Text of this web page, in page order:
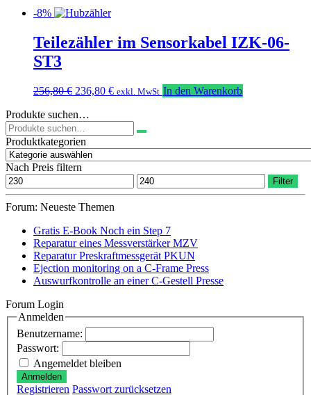
-8%
Teilezähler im Sensorkabel IZK-06-
ST3
256,80€ Ursprünglicher
war:
256,80 €
236,80 €Aktueller
236,80 €.
exkl. MwSt In den Warenkorb
Produkte suchen…
Suchen
nach:
Produktkategorien
Nach Preis filtern
Min.
Preis
Max.
Preis
Filter
Forum: Neueste Themen
Gratis E-Book Noch ein Step 7
Reparatur eines Messverstärker MZV
Reparatur Preskraftmessgerät PKUN
Ejection monitoring on a C-Frame Press
Auswurfkontrolle an einer C-Gestell Presse
Forum Login
Anmelden
Benutzername:
Passwort:
Angemeldet bleiben
Anmelden
Registrieren Passwort zurücksetzen